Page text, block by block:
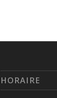
HORAIRE